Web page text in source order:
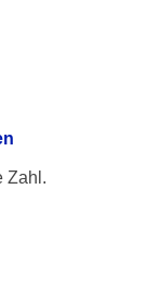
Zahl.